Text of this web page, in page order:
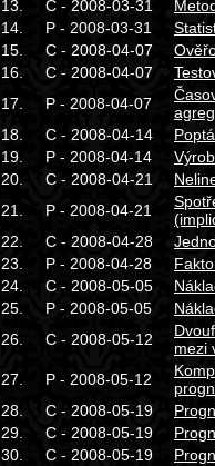
13.
C - 2008-03-31
14.
P - 2008-03-31
15.
C - 2008-04-07
16.
C - 2008-04-07
17.
P - 2008-04-07
18.
C - 2008-04-14
19.
P - 2008-04-14
20.
C - 2008-04-21
21.
P - 2008-04-21
22.
C - 2008-04-28
23.
P - 2008-04-28
24.
C - 2008-05-05
25.
P - 2008-05-05
26.
C - 2008-05-12
mezi
27.
P - 2008-05-12
28.
C - 2008-05-19
29.
C - 2008-05-19
30.
C - 2008-05-19